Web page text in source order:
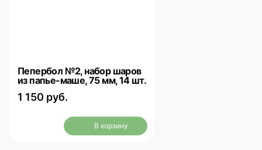
Пепербол №2, набор шаров
из папье-маше, 75 мм, 14 шт.
1 150 руб.
В корзину